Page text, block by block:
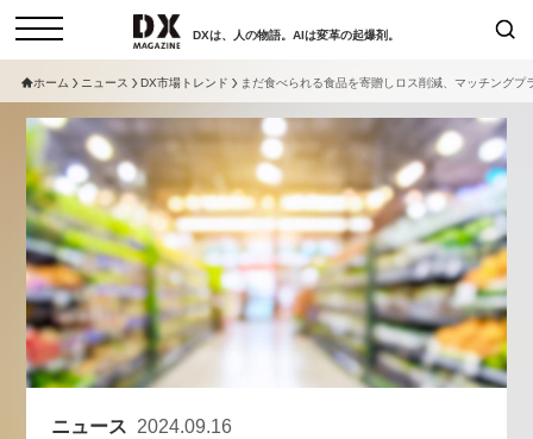
DXは、人の物語。AIは変革の起爆剤。
コラム インタビュー
セミナー
サービスメニュー 日本オムニチャネル協会
トップページ
特集
お問い合わせ
個人情報保護法について
検索
現在開催予定のセミナー
セミナー
【8/12開催】「イノベーションを
数値化する」～投資される事業の
学ぶ資金調達・巻き込みのリアル
ホーム ニュース DX市場トレンド まだ食べられる食品を寄贈しロス削減、マッチング
ニュース 2024.09.16